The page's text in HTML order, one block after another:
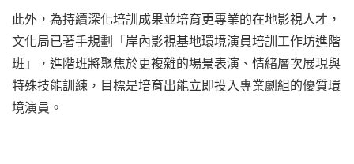
此外，為持續深化培訓成果並培育更專業的在地影視人才，
文化局已著手規劃「岸內影視基地環境演員培訓工作坊進階
班」，進階班將聚焦於更複雜的場景表演、情緒層次展現與
特殊技能訓練，目標是培育出能立即投入專業劇組的優質環
境演員。